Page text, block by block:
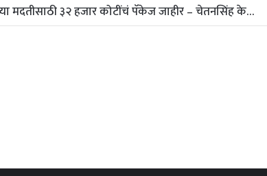
कडलास ग्रामपंचायतीच्या सरपंचपदी सुनीता भजनावळे तर अचकदानी ग्रामपंचायतच्या सरपंचपदी राधाबाई कोळेकर यांची निवड